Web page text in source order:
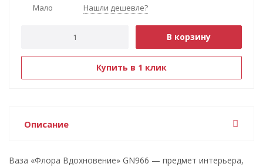
Мало Нашли дешевле?
В корзину
Купить в 1 клик
Описание
Ваза «Флора Вдохновение» GN966 — предмет интерьера,